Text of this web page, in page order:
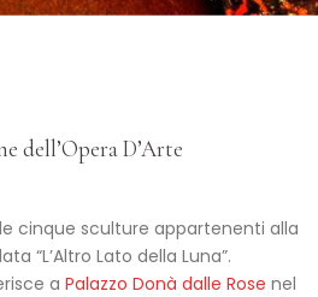
dell’Opera D’Arte
cinque sculture appartenenti alla
“L’Altro Lato della Luna”.
a Palazzo Donà dalle Rose nel